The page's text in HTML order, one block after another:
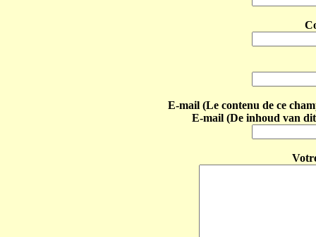
E-mail (Le contenu de ce
E-mail (De inhoud van